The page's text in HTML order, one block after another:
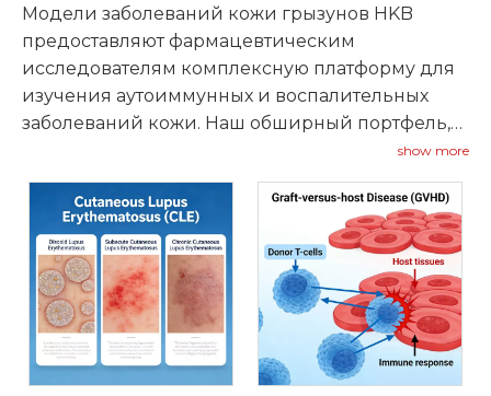
Модели заболеваний кожи грызунов HKB
предоставляют фармацевтическим
исследователям комплексную платформу для
изучения аутоиммунных и воспалительных
заболеваний кожи. Наш обширный портфель,
состоящий из более чем 300 проверенных
моделей мышей и крыс, охватывает широкий
спектр дерматологических заболеваний,
включая псориаз, атопический дерматит,
крапивницу, витилиго и другие аутоиммунные
кожные заболевания.
show more